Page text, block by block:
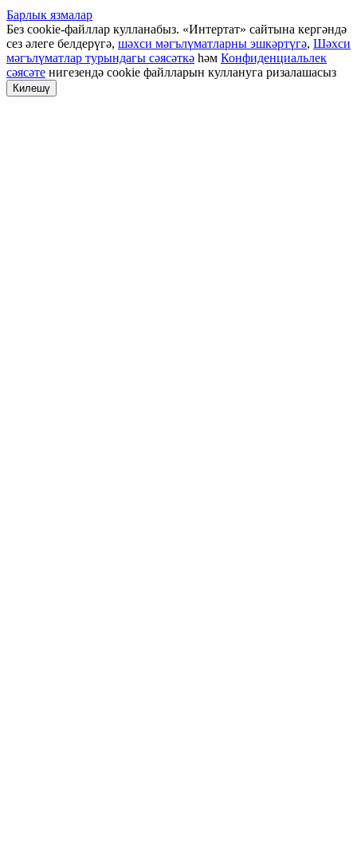
Барлык язмалар
Без cookie-файллар кулланабыз. «Интертат» сайтына кергәндә
сез әлеге белдерүгә, шәхси мәгълүматларны эшкәртүгә, Шәхси
мәгълүматлар турындагы сәясәткә һәм Конфиденциальлек
сәясәте нигезендә cookie файлларын куллануга ризалашасыз
Килешү